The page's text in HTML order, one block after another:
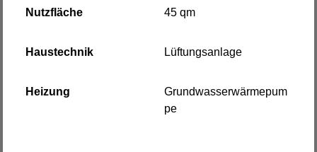
Nutzfläche 45 qm
Haustechnik Lüftungsanlage
Heizung
Grundwasserwärmepum
pe